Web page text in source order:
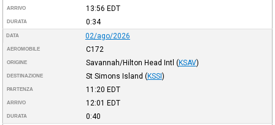
ARRIVO 13:56 EDT
DURATA 0:34
DATA 02/ago/2026
AEROMOBILE C172
ORIGINE Savannah/Hilton Head Intl (KSAV)
DESTINAZIONE St Simons Island (KSSI)
PARTENZA 11:20 EDT
ARRIVO 12:01 EDT
DURATA 0:40